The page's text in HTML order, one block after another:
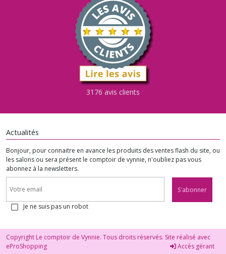
3176 avis clients
Actualités
Bonjour, pour connaitre en avance les produits des ventes flash du site, ou
les salons ou sera présent le comptoir de vynnie, n'oubliez pas vous
abonnez à la newsletters.
S'abonner
Je ne suis pas un robot
Copyright Le comptoir de Vynnie. Tous droits réservés. Site réalisé avec
eProShopping
Accès gérant